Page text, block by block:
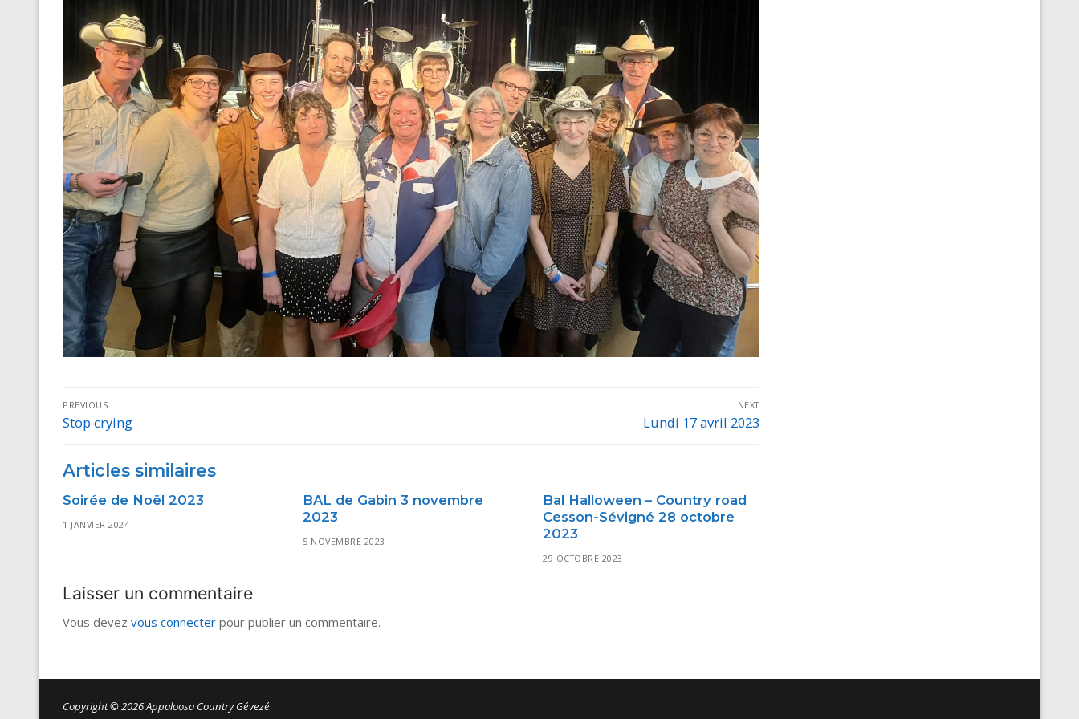
Navigation
de
l’article
PREVIOUS
Previous
Stop crying
NEXT
Next
Lundi 17 avril 2023
Articles similaires
Soirée de Noël 2023
1 JANVIER 2024
BAL de Gabin 3 novembre
2023
5 NOVEMBRE 2023
Bal Halloween – Country road
Cesson-Sévigné 28 octobre
2023
29 OCTOBRE 2023
Laisser un commentaire
Vous devez vous connecter pour publier un commentaire.
Copyright © 2026 Appaloosa Country Gévezé